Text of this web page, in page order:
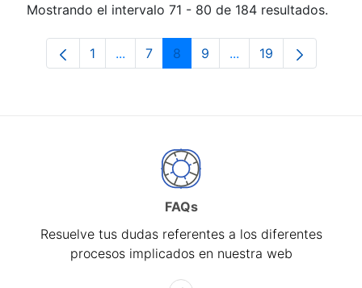
Mostrando el intervalo 71 - 80 de 184 resultados.
Página
1 ...Páginas intermedias Use TAB para
Página
7 Página
8 Página
9 ...Páginas intermedias
Página
19
FAQs
Resuelve tus dudas referentes a los diferentes
procesos implicados en nuestra web